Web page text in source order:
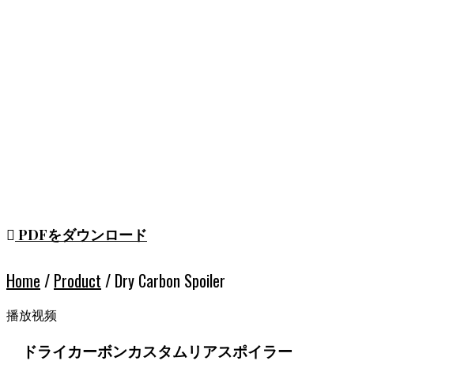
PDFをダウンロード
Home / Product / Dry Carbon Spoiler
播放视频
ドライカーボンカスタムリアスポイラー